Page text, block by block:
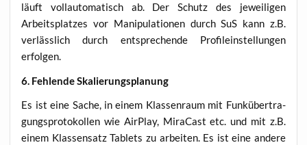
läuft voll­au­to­ma­tisch ab. Der Schutz des jewei­li­gen
Arbeits­plat­zes vor Mani­pu­la­tio­nen durch SuS kann z.B.
ver­läss­lich durch ent­spre­chen­de Pro­fil­ein­stel­lun­gen
erfolgen.
6. Feh­len­de Skalierungsplanung
Es ist eine Sache, in einem Klas­sen­raum mit Funk­über­tra­
gungs­pro­to­kol­len wie Air­Play, Mira­Cast etc. und mit z.B.
einem Klas­sen­satz Tablets zu arbei­ten. Es ist eine ande­re